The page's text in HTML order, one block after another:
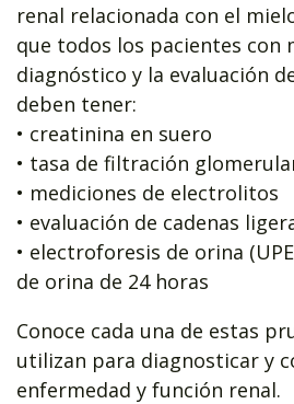
renal relacionada con el
que todos los pacientes con
diagnóstico y la evaluación
deben tener:
• creatinina en suero
• tasa de filtración
• mediciones de electrolitos
• evaluación de cadenas
• electroforesis de orina
de orina de 24 horas
Conoce cada una de estas
utilizan para diagnosticar y
enfermedad y función renal.